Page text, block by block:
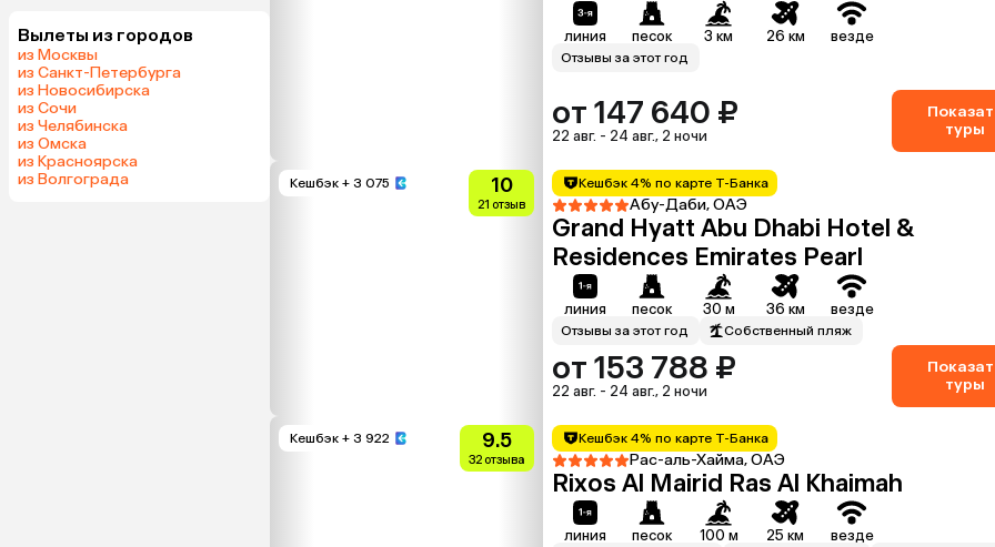
Вылеты из городов
из Москвы
из Санкт-Петербурга
из Новосибирска
из Сочи
из Челябинска
из Омска
из Красноярска
из Волгограда
линия песок 3 км 26 км везде
Отзывы за этот год
от 147 640 ₽
22 авг. - 24 авг., 2 ночи
туры
Кешбэк + 3 075 10
21 отзыв
Кешбэк 4% по карте Т-Банка
Абу-Даби, ОАЭ
Grand Hyatt Abu Dhabi Hotel &
Residences Emirates Pearl
линия песок 30 м 36 км везде
Отзывы за этот год Собственный пляж
от 153 788 ₽
22 авг. - 24 авг., 2 ночи
туры
Кешбэк + 3 922 9.5
32 отзыва
Кешбэк 4% по карте Т-Банка
Рас-аль-Хайма, ОАЭ
Rixos Al Mairid Ras Al Khaimah
линия песок 100 м 25 км везде